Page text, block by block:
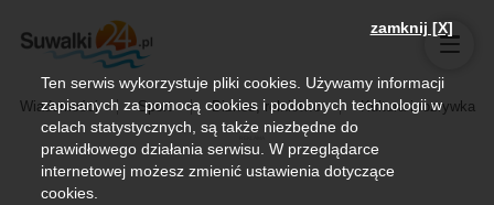
Wiadomości Sport Biznes, rolnictwo Kultura i rozrywka
zamknij [X]
Ten serwis wykorzystuje pliki cookies. Używamy informacji
zapisanych za pomocą cookies i podobnych technologii w
celach statystycznych, są także niezbędne do
prawidłowego działania serwisu. W przeglądarce
internetowej możesz zmienić ustawienia dotyczące
cookies.